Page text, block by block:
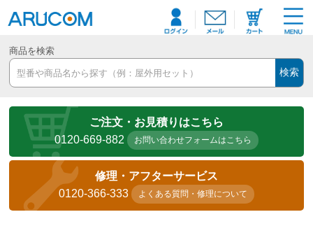
商品を検索
検索
ご注文・お見積りはこちら
0120-669-882
お問い合わせフォームはこちら
修理・アフターサービス
0120-366-333
よくある質問・修理について